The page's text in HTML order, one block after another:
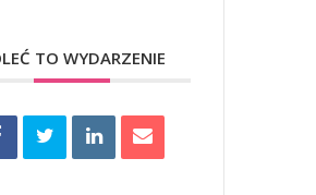
TO WYDARZENIE